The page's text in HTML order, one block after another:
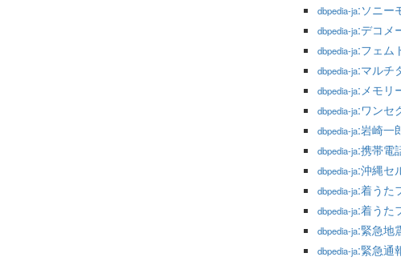
dbpedia-ja:ソニー
dbpedia-ja:デコメ
dbpedia-ja:フェム
dbpedia-ja:マルチ
dbpedia-ja:メモリ
dbpedia-ja:ワンセ
dbpedia-ja:岩崎一
dbpedia-ja:携帯電
dbpedia-ja:沖縄セ
dbpedia-ja:着うた
dbpedia-ja:着うた
dbpedia-ja:緊急地
dbpedia-ja:緊急通